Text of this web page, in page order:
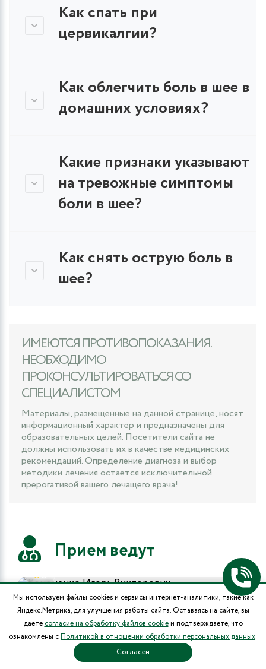
Как спать при
цервикалгии?
Как облегчить боль в шее в
домашних условиях?
Какие признаки указывают
на тревожные симптомы
боли в шее?
Как снять острую боль в
шее?
ИМЕЮТСЯ ПРОТИВОПОКАЗАНИЯ.
НЕОБХОДИМО
ПРОКОНСУЛЬТИРОВАТЬСЯ СО
СПЕЦИАЛИСТОМ
Материалы, размещенные на данной странице, носят
информационный характер и предназначены для
образовательных целей. Посетители сайта не
должны использовать их в качестве медицинских
рекомендаций. Определение диагноза и выбор
методики лечения остается исключительной
прерогативой вашего лечащего врача!
Прием ведут
5
Кононенко Игорь Викторович
Вертебролог-кинезиолог, Врач-невролог,
Остеопат, Мануальный терапевт
Стаж
31 лет
Прием врача
-
Мы используем файлы cookies и сервисы интернет-аналитики, такие как
Яндекс.Метрика, для улучшения работы сайта. Оставаясь на сайте, вы
даете согласие на обработку файлов cookieи подтверждаете, что
ознакомлены сПолитикой в отношении обработки персональных данных.
Согласен